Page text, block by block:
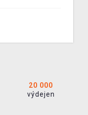
20 000
výdejen